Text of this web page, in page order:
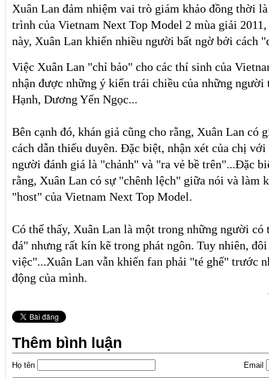
Xuân Lan đảm nhiệm vai trò giám khảo đồng thời
trình của Vietnam Next Top Model 2 mùa giải
này, Xuân Lan khiến nhiều người bất ngờ bởi cách
Việc Xuân Lan "chỉ bảo" cho các thí sinh của
nhận được những ý kiến trái chiều của những
Hạnh, Dương Yến Ngọc...
Bên cạnh đó, khán giả cũng cho rằng, Xuân Lan có
cách dẫn thiếu duyên. Đặc biệt, nhận xét của chị
người đánh giá là "chảnh" và "ra vẻ bề trên"...Đặc
rằng, Xuân Lan có sự "chênh lệch" giữa nói và làm
"host" của Vietnam Next Top Model.
Có thể thấy, Xuân Lan là một trong những người có
đá" nhưng rất kín kẽ trong phát ngôn. Tuy nhiên,
việc"...Xuân Lan vẫn khiến fan phải "té ghế" trước
động của mình.
Thêm bình luận
Họ tên Email